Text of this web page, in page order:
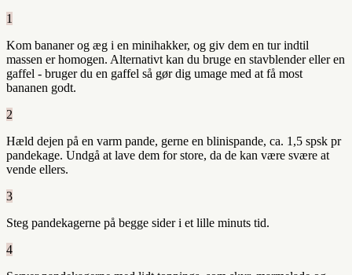
1
Kom bananer og æg i en minihakker, og giv dem en tur indtil
massen er homogen. Alternativt kan du bruge en stavblender eller en
gaffel - bruger du en gaffel så gør dig umage med at få most
bananen godt.
2
Hæld dejen på en varm pande, gerne en blinispande, ca. 1,5 spsk pr
pandekage. Undgå at lave dem for store, da de kan være svære at
vende ellers.
3
Steg pandekagerne på begge sider i et lille minuts tid.
4